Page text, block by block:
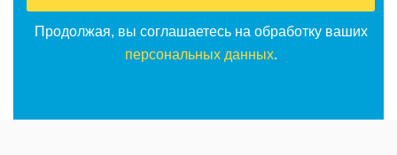
Продолжая, вы соглашаетесь на обработку ваших
персональных данных.